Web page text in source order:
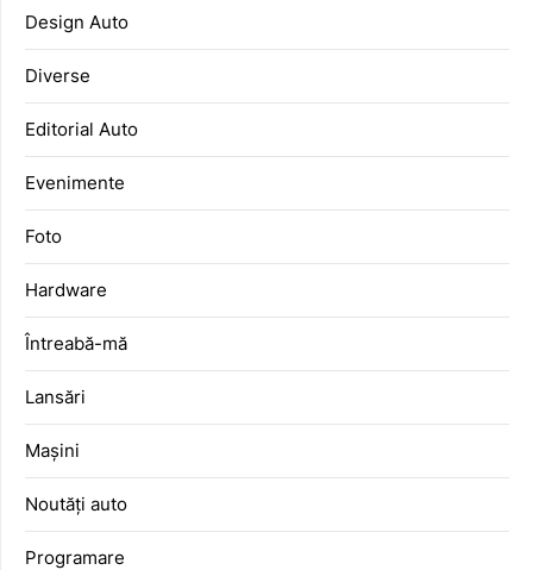
Design Auto
Diverse
Editorial Auto
Evenimente
Foto
Hardware
Întreabă-mă
Lansări
Mașini
Noutăți auto
Programare